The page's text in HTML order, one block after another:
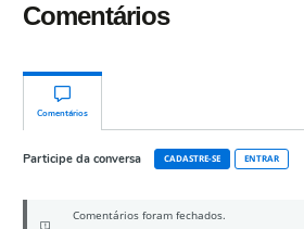
Comentários